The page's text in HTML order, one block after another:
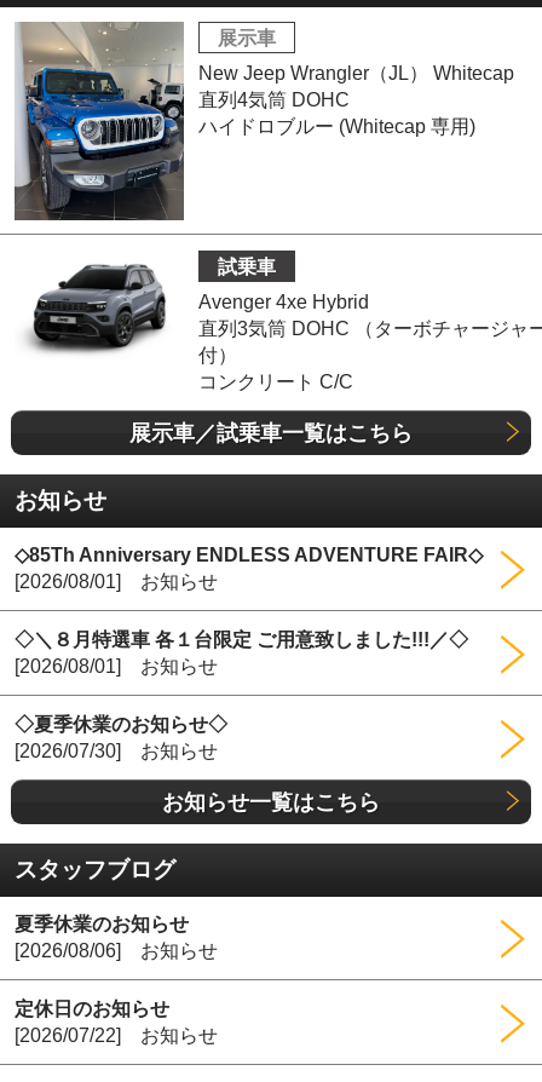
展示車
New Jeep Wrangler（JL） Whitecap
直列4気筒 DOHC
ハイドロブルー (Whitecap 専用)
試乗車
Avenger 4xe Hybrid
直列3気筒 DOHC （ターボチャージャ
付）
コンクリート C/C
展示車／試乗車一覧はこちら
お知らせ
◇85Th Anniversary ENDLESS ADVENTURE FAIR◇
[2026/08/01] お知らせ
◇＼８月特選車 各１台限定 ご用意致しました!!!／◇
[2026/08/01] お知らせ
◇夏季休業のお知らせ◇
[2026/07/30] お知らせ
お知らせ一覧はこちら
スタッフブログ
夏季休業のお知らせ
[2026/08/06] お知らせ
定休日のお知らせ
[2026/07/22] お知らせ